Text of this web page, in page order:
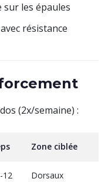
sur les épaules
résistance
(2x/semaine) :
Zone ciblée
12 Dorsaux